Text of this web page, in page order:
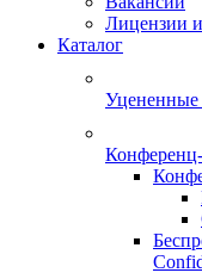
Лицензии
Каталог
Уцененные